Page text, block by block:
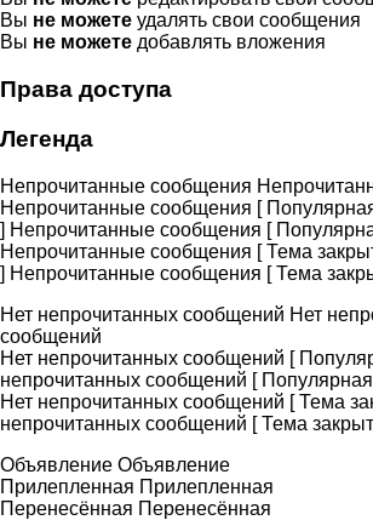
Вы не можете удалять свои сообщения
Вы не можете добавлять вложения
Права доступа
Легенда
Непрочитанные сообщения
Непрочитанные сообщения [
] Непрочитанные сообщения [
Непрочитанные сообщения [ Тема
] Непрочитанные сообщения [ Тема
Нет непрочитанных сообщений Нет
сообщений
Нет непрочитанных сообщений [
непрочитанных сообщений [
Нет непрочитанных сообщений [ Тема
непрочитанных сообщений [ Тема
Объявление Объявление
Прилепленная Прилепленная
Перенесённая Перенесённая